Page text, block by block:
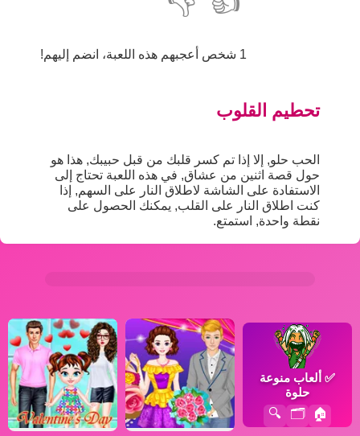
1 شخص أعجبهم هذه اللعبة، انضم إليهم!
تحطيم القلوب
الحب حلو, إلا إذا تم كسر قلبك من قبل حبيبك, هذا هو
حول قصة اثنين من عشاق, في هذه اللعبة تحتاج إلى
الاستفادة على الشاشة لاطلاق النار على السهم, إذا
كنت اطلاق النار على القلب, يمكنك الحصول على
نقطة واحدة, استمتع.
✅ ألعاب منوعة
حلوة
🏠
🗂️
🔍